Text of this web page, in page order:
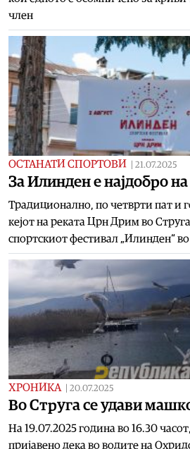
член
ОСТАНАТИ СПОРТОВИ 21.07.2025
За Илинден е најдобро
Традиционално, по четврти пат и
кејот на реката Црн Дрим во
спортскиот фестивал „Илинден“
ХРОНИКА 20.07.2025
Во Струга се удави
На 19.07.2025 година вo 16.30
пријавено дека во водите на